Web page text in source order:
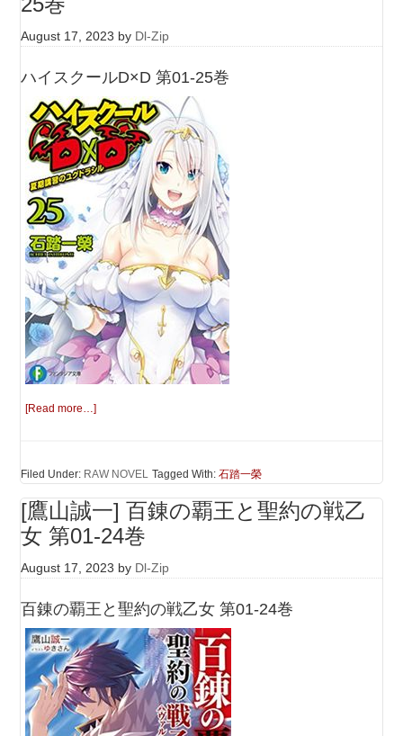
August 17, 2023 by Dl-Zip
ハイスクールD×D 第01-25巻
[Read more…]
Filed Under: RAW NOVEL Tagged With:石踏一榮
[鷹山誠一] 百錬の覇王と聖約の戦乙
女 第01-24巻
August 17, 2023 by Dl-Zip
百錬の覇王と聖約の戦乙女 第01-24巻